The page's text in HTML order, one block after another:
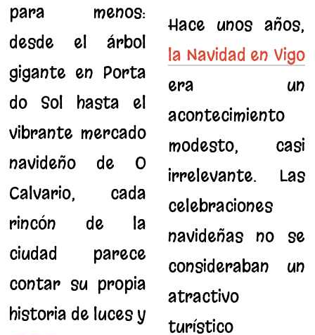
para menos:
desde el árbol
gigante en Porta
do Sol hasta el
vibrante mercado
navideño de O
Calvario, cada
rincón de la
ciudad parece
contar su propia
historia de luces y
Hace unos años,
la Navidad en Vigo
era un
acontecimiento
modesto, casi
irrelevante. Las
celebraciones
navideñas no se
consideraban un
atractivo
turístico